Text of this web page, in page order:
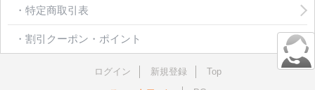
・特定商取引表
・割引クーポン・ポイント
ログイン 新規登録
Top